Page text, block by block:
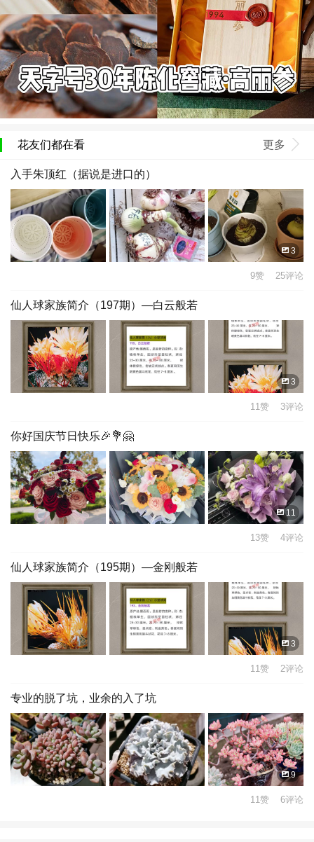
花友们都在看 更多
入手朱顶红（据说是进口的）
3
9赞 25评论
仙人球家族简介（197期）—白云般若
3
11赞 3评论
你好国庆节日快乐🎉💐🤗
11
13赞 4评论
仙人球家族简介（195期）—金刚般若
3
11赞 2评论
专业的脱了坑，业余的入了坑
9
11赞 6评论